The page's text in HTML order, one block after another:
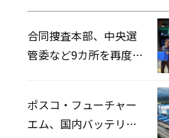
合同捜査本部、中央選
管委など9カ所を再度家
ポスコ・フューチャー
エム、国内バッテリー